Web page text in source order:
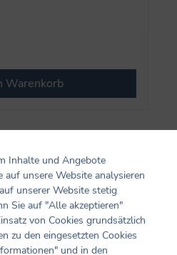
Warenkorb
Inhalte und Angebote
auf unsere Website analysieren
unserer Website stetig
Sie auf "Alle akzeptieren"
von Cookies grundsätzlich
zu den eingesetzten Cookies
und in den